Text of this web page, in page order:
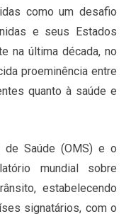
como um desafio
e seus Estados
na última década, no
proeminência entre
quanto à saúde e
de Saúde (OMS) e o
mundial sobre
estabelecendo
signatários, com o